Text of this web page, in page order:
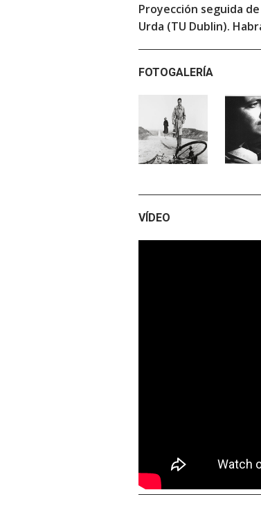
Proyección seguida
Urda (TU Dublin).
FOTOGALERÍA
VÍDEO